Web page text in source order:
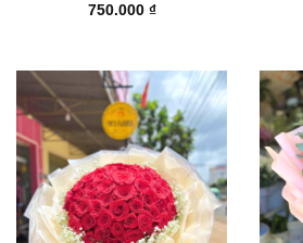
750.000 ₫